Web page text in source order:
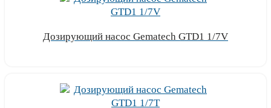
Дозирующий насос Gematech GTD1 1/7V